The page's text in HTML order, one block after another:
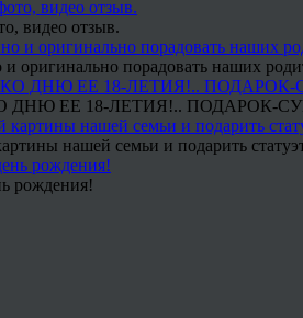
видео отзыв.
оригинально порадовать наших
ЕЕ 18-ЛЕТИЯ!.. ПОДАРОК-
нашей семьи и подарить
рождения!